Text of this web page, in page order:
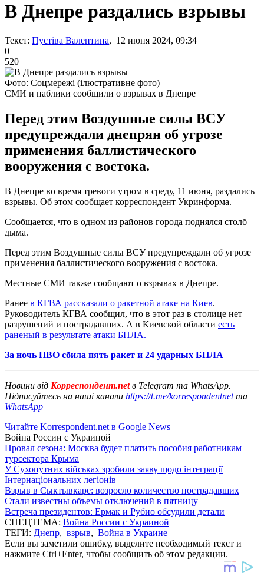
В Днепре раздались взрывы
Текст: Пустіва Валентина, 12 июня 2024, 09:34
0
520
Фото: Соцмережі (ілюстративне фото)
СМИ и паблики сообщили о взрывах в Днепре
Перед этим Воздушные силы ВСУ
предупреждали днепрян об угрозе
применения баллистического
вооружения с востока.
В Днепре во время тревоги утром в среду, 11 июня, раздались
взрывы. Об этом сообщает корреспондент Укринформа.
Сообщается, что в одном из районов города поднялся столб
дыма.
Перед этим Воздушные силы ВСУ предупреждали об угрозе
применения баллистического вооружения с востока.
Местные СМИ также сообщают о взрывах в Днепре.
Ранее в КГВА рассказали о ракетной атаке на Киев.
Руководитель КГВА сообщил, что в этот раз в столице нет
разрушений и пострадавших. А в Киевской области есть
раненый в результате атаки БПЛА.
За ночь ПВО сбила пять ракет и 24 ударных БПЛА
Новини від Корреспондент.netв Telegram та WhatsApp.
Підписуйтесь на наші канали https://t.me/korrespondentnetта
WhatsApp
Читайте Korrespondent.net в Google News
Война России с Украиной
Провал сезона: Москва будет платить пособия работникам
турсектора Крыма
У Сухопутних військах зробили заяву щодо інтеграції
Інтернаціональних легіонів
Взрыв в Сыктывкаре: возросло количество пострадавших
Стали известны объемы отключений в пятницу
Встреча президентов: Ермак и Рубио обсудили детали
СПЕЦТЕМА: Война России с Украиной
ТЕГИ: Днепр, взрыв, Война в Украине
Если вы заметили ошибку, выделите необходимый текст и
нажмите Ctrl+Enter, чтобы сообщить об этом редакции.